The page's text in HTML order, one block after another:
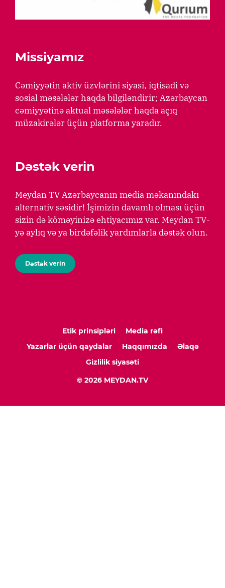
Missiyamız
Cəmiyyətin aktiv üzvlərini siyasi, iqtisadi və
sosial məsələlər haqda bilgiləndirir; Azərbaycan
cəmiyyətinə aktual məsələlər haqda açıq
müzakirələr üçün platforma yaradır.
Dəstək verin
Meydan TV Azərbaycanın media məkanındakı
alternativ səsidir! İşimizin davamlı olması üçün
sizin də köməyinizə ehtiyacımız var. Meydan TV-
yə aylıq və ya birdəfəlik yardımlarla dəstək olun.
Dəstək verin
Etik prinsipləri
Media rəfi
Yazarlar üçün qaydalar
Haqqımızda
Əlaqə
Gizlilik siyasəti
© 2026 MEYDAN.TV